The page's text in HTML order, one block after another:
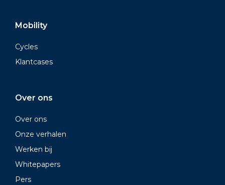
Mobility
Cycles
Klantcases
Over ons
Over ons
Onze verhalen
Werken bij
Whitepapers
Pers